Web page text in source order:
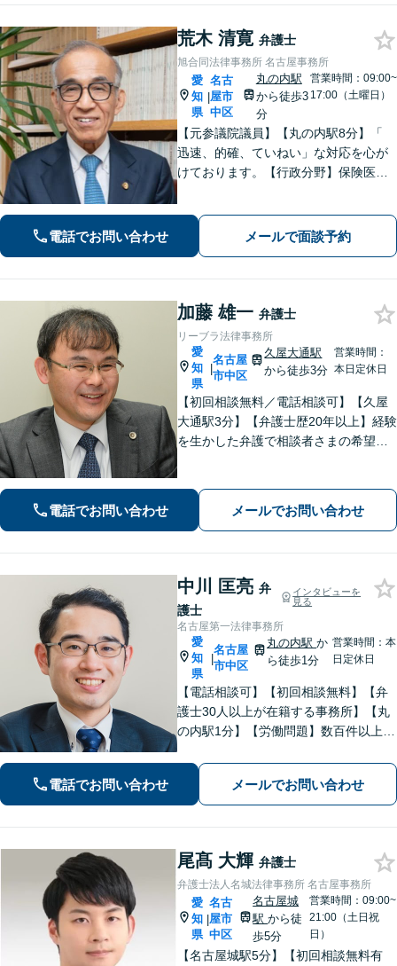
意対応いたします。【Web面談対応
可】
荒木 清寛 弁護士
旭合同法律事務所 名古屋事務所
愛
知
県
|
名古
屋市
中区
丸の内駅
から徒歩3
分
営業時間：09:00~
17:00（土曜日）
【元参議院議員】【丸の内駅8分】「
迅速、的確、ていねい」な対応を心が
けております。【行政分野】保険医指
電話でお問い合わせ メールで面談予約
加藤 雄一 弁護士
リーブラ法律事務所
愛
知
県
|
名古屋
市中区
久屋大通駅
から徒歩3分
営業時間：
本日定休日
【初回相談無料／電話相談可】【久屋
大通駅3分】【弁護士歴20年以上】経験
を生かした弁護で相談者さまの希望に
雰囲気作り・丁寧なヒアリングを大切
にしています。【顧問契約の経験多
電話でお問い合わせ メールでお問い合わせ
中川 匡亮 弁
護士
インタビューを
見る
名古屋第一法律事務所
愛
知
県
|
名古屋
市中区
丸の内駅か
ら徒歩1分
営業時間：本
日定休日
【電話相談可】【初回相談無料】【弁
護士30人以上が在籍する事務所】【丸
の内駅1分】【労働問題】数百件以上の
害など。企業法務、相続、交通事故､不
動産、離婚問題、などもお任せくださ
い
電話でお問い合わせ メールでお問い合わせ
尾髙 大輝 弁護士
弁護士法人名城法律事務所 名古屋事務所
愛
知
県
|
名古
屋市
中区
名古屋城
駅から徒
歩5分
営業時間：09:00~
21:00（土日祝
日）
【名古屋城駅5分】【初回相談無料有